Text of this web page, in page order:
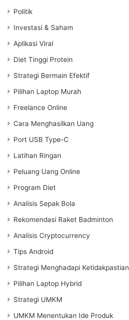
Politik
Investasi & Saham
Aplikasi Viral
Diet Tinggi Protein
Strategi Bermain Efektif
Pilihan Laptop Murah
Freelance Online
Cara Menghasilkan Uang
Port USB Type-C
Latihan Ringan
Peluang Uang Online
Program Diet
Analisis Sepak Bola
Rekomendasi Raket Badminton
Analisis Cryptocurrency
Tips Android
Strategi Menghadapi Ketidakpastian
Pilihan Laptop Hybrid
Strategi UMKM
UMKM Menentukan Ide Produk